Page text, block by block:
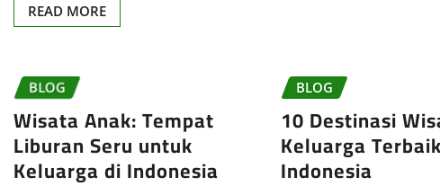
READ MORE
BLOG
Wisata Anak: Tempat
Liburan Seru untuk
Keluarga di Indonesia
BLOG
10 Destinasi
Keluarga
Indonesia